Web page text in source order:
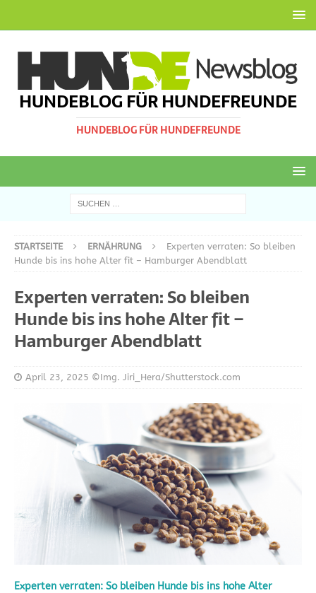
HUNDEBLOG FÜR HUNDEFREUNDE
HUNDEBLOG FÜR HUNDEFREUNDE
STARTSEITE ERNÄHRUNG
Experten verraten: So bleiben
Hunde bis ins hohe Alter fit – Hamburger Abendblatt
Experten verraten: So bleiben
Hunde bis ins hohe Alter fit –
Hamburger Abendblatt
April 23, 2025 ©Img. Jiri_Hera/Shutterstock.com
Experten verraten: So bleiben Hunde bis ins hohe Alter